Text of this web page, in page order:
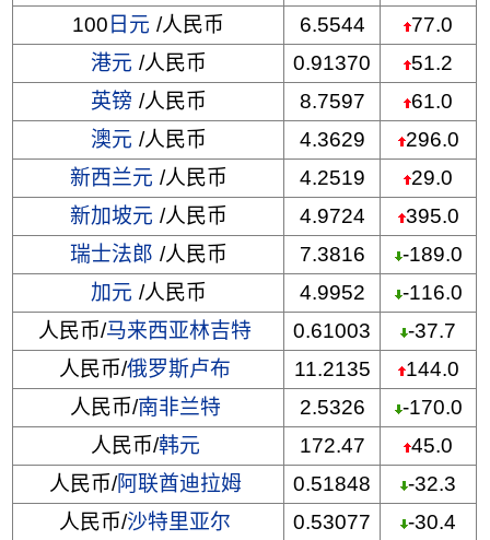
100 日元 /人民币 6.5544
77.0
港元 /人民币 0.91370
51.2
英镑 /人民币 8.7597
61.0
澳元 /人民币 4.3629
296.0
新西兰元 /人民币 4.2519
29.0
新加坡元 /人民币 4.9724
395.0
瑞士法郎 /人民币 7.3816
-189.0
加元 /人民币 4.9952
-116.0
人民币/马来西亚林吉特 0.61003
-37.7
人民币/俄罗斯卢布 11.2135
144.0
人民币/南非兰特 2.5326
-170.0
人民币/韩元 172.47
45.0
人民币/阿联酋迪拉姆 0.51848
-32.3
人民币/沙特里亚尔 0.53077
-30.4